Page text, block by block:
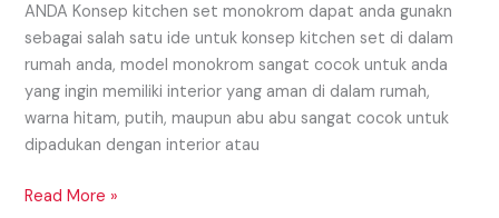
ANDA Konsep kitchen set monokrom dapat anda gunakn
sebagai salah satu ide untuk konsep kitchen set di dalam
rumah anda, model monokrom sangat cocok untuk anda
yang ingin memiliki interior yang aman di dalam rumah,
warna hitam, putih, maupun abu abu sangat cocok untuk
dipadukan dengan interior atau
Read More »